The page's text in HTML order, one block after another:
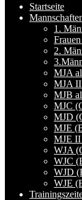
Startseite
1.
2.
MJA
MJA II
MJB
MJC
MJD
MJE
MJE II
WJA
WJC
WJD
WJE